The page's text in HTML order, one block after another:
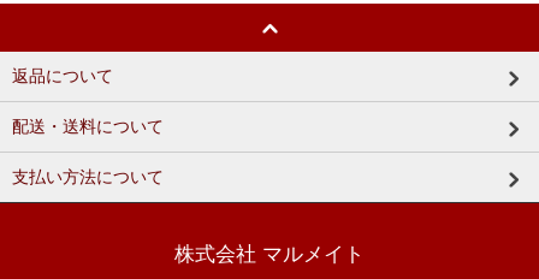
返品について
配送・送料について
支払い方法について
株式会社 マルメイト